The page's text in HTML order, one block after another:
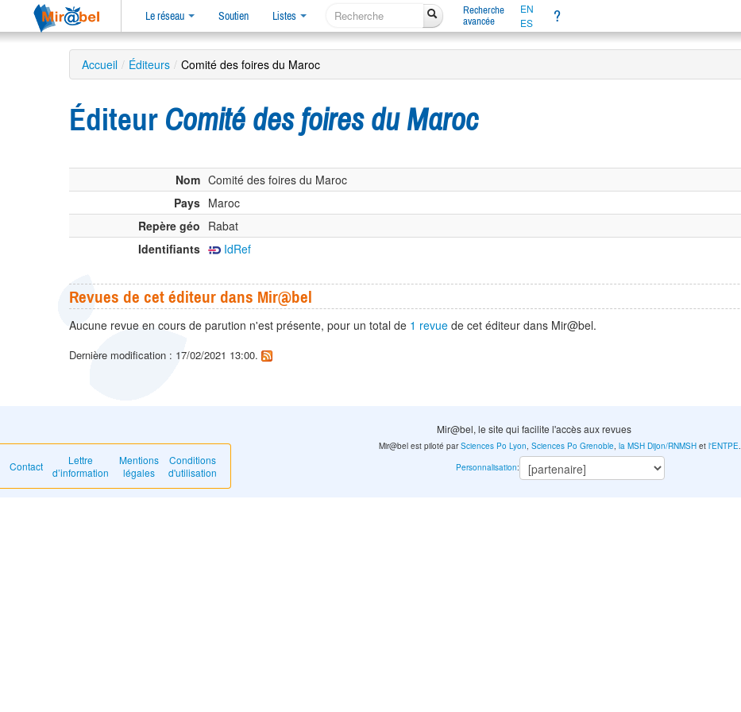
Le réseau Soutien Listes
Recherche
avancée
EN
ES
?
Accueil / Éditeurs / Comité des foires du Maroc
Éditeur Comité des foires du Maroc
Nom Comité des foires du Maroc
Pays Maroc
Repère géo Rabat
Identifiants
IdRef
Revues de cet éditeur dans Mir@bel
Aucune revue en cours de parution n'est présente, pour un total de 1 revue de cet éditeur dans Mir@bel.
Dernière modification : 17/02/2021 13:00.
Mir@bel, le site qui facilite l'accès aux revues
Contact
Lettre
d’information
Mentions
légales
Conditions
d'utilisation
Mir@bel est piloté parSciences Po Lyon,Sciences Po Grenoble,la MSH Dijon/RNMSH etl'ENTPE.
Personnalisation: